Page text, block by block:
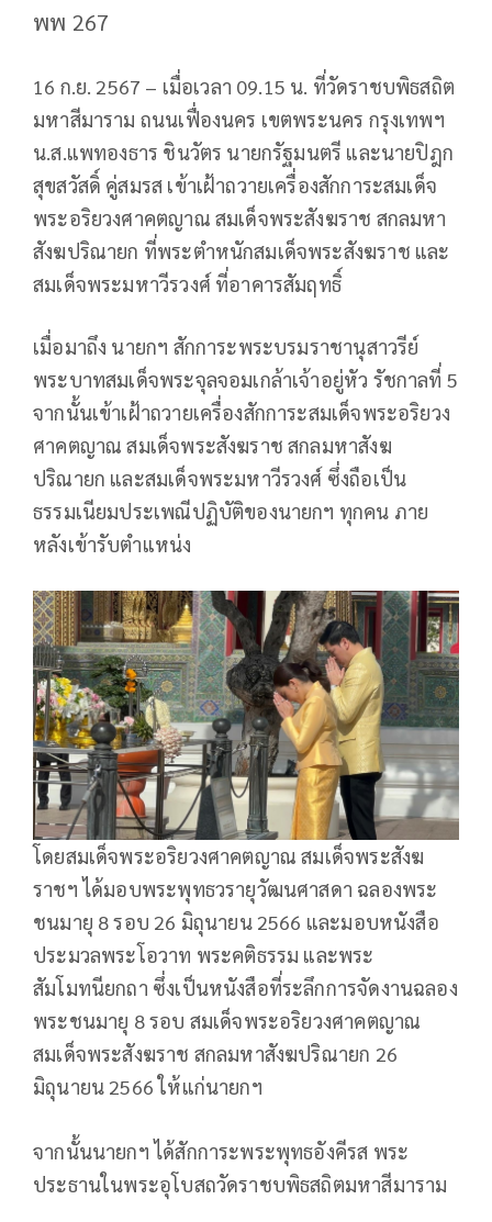
พพ 267
16 ก.ย. 2567 – เมื่อเวลา 09.15 น. ที่วัดราชบพิธสถิต
มหาสีมาราม ถนนเฟื่องนคร เขตพระนคร กรุงเทพฯ
น.ส.แพทองธาร ชินวัตร นายกรัฐมนตรี และนายปิฎก
สุขสวัสดิ์ คู่สมรส เข้าเฝ้าถวายเครื่องสักการะสมเด็จ
พระอริยวงศาคตญาณ สมเด็จพระสังฆราช สกลมหา
สังฆปริณายก ที่พระตำหนักสมเด็จพระสังฆราช และ
สมเด็จพระมหาวีรวงศ์ ที่อาคารสัมฤทธิ์
เมื่อมาถึง นายกฯ สักการะพระบรมราชานุสาวรีย์
พระบาทสมเด็จพระจุลจอมเกล้าเจ้าอยู่หัว รัชกาลที่ 5
จากนั้นเข้าเฝ้าถวายเครื่องสักการะสมเด็จพระอริยวง
ศาคตญาณ สมเด็จพระสังฆราช สกลมหาสังฆ
ปริณายก และสมเด็จพระมหาวีรวงศ์ ซึ่งถือเป็น
ธรรมเนียมประเพณีปฏิบัติของนายกฯ ทุกคน ภาย
หลังเข้ารับตำแหน่ง
โดยสมเด็จพระอริยวงศาคตญาณ สมเด็จพระสังฆ
ราชฯ ได้มอบพระพุทธวรายุวัฒนศาสดา ฉลองพระ
ชนมายุ 8 รอบ 26 มิถุนายน 2566 และมอบหนังสือ
ประมวลพระโอวาท พระคติธรรม และพระ
สัมโมทนียกถา ซึ่งเป็นหนังสือที่ระลึกการจัดงานฉลอง
พระชนมายุ 8 รอบ สมเด็จพระอริยวงศาคตญาณ
สมเด็จพระสังฆราช สกลมหาสังฆปริณายก 26
มิถุนายน 2566 ให้แก่นายกฯ
จากนั้นนายกฯ ได้สักการะพระพุทธอังคีรส พระ
ประธานในพระอุโบสถวัดราชบพิธสถิตมหาสีมาราม